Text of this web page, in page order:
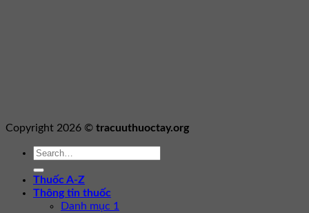
Copyright 2026 © tracuuthuoctay.org
Thuốc A-Z
Thông tin thuốc
Danh mục 1